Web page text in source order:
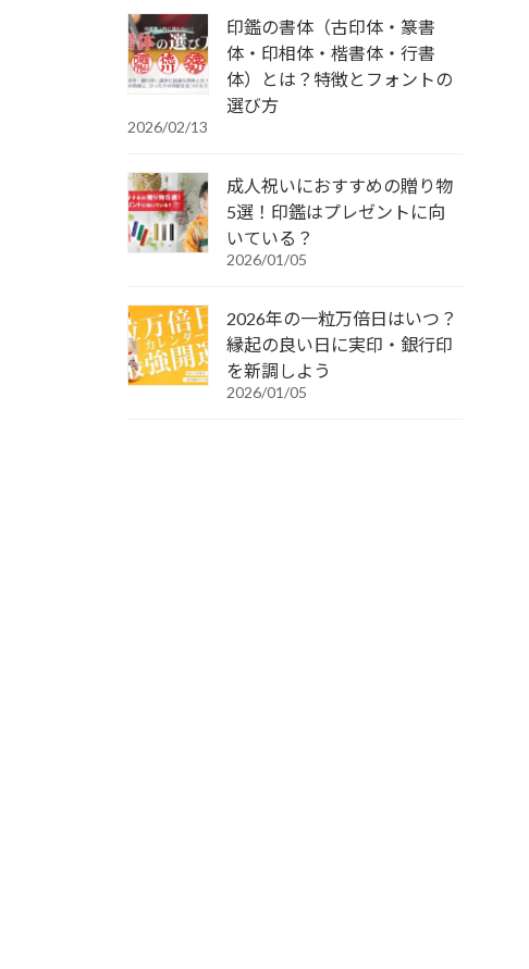
印鑑の書体（古印体・篆書
体・印相体・楷書体・行書
体）とは？特徴とフォントの
選び方
2026/02/13
成人祝いにおすすめの贈り物
5選！印鑑はプレゼントに向
いている？
2026/01/05
2026年の一粒万倍日はいつ？
縁起の良い日に実印・銀行印
を新調しよう
2026/01/05